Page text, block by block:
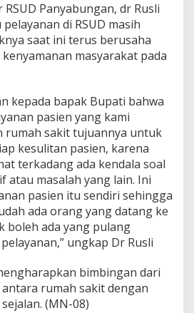
Panyabungan, dr Rusli
di RSUD masih
saat ini terus berusaha
masyarakat pada
kepada bapak Bupati bahwa
pasien yang kami
rumah sakit tujuannya untuk
kesulitan pasien, karena
terkadang ada kendala soal
atau masalah yang lain. Ini
pasien itu sendiri sehingga
ada orang yang datang ke
boleh ada yang pulang
ungkap Dr Rusli
bimbingan dari
rumah sakit dengan
(MN-08)